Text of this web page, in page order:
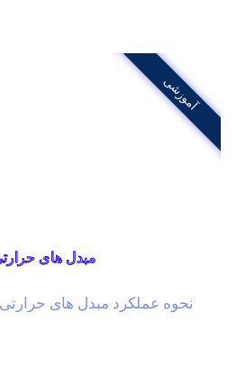
مبدل های حرارتی
نحوه عملکرد مبدل های حرارتی (Shel and Tube)
آموزشی